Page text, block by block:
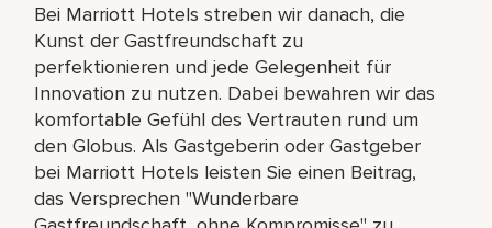
Bei Marriott Hotels streben wir danach, die
Kunst der Gastfreundschaft zu
perfektionieren und jede Gelegenheit für
Innovation zu nutzen. Dabei bewahren wir das
komfortable Gefühl des Vertrauten rund um
den Globus. Als Gastgeberin oder Gastgeber
bei Marriott Hotels leisten Sie einen Beitrag,
das Versprechen "Wunderbare